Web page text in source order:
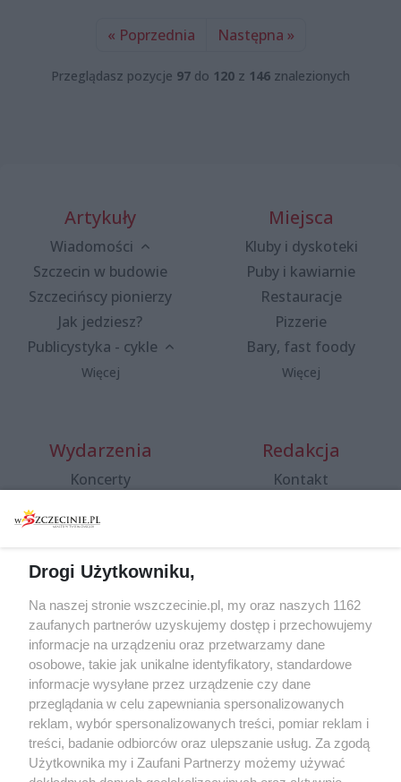
« Poprzednia Następna »
Przeglądasz pozycje 97 do 120 z 146 znalezionych
Artykuły
Wiadomości
Szczecin w budowie
Szczecińscy pionierzy
Jak jedziesz?
Publicystyka - cykle
Więcej
Miejsca
Kluby i dyskoteki
Puby i kawiarnie
Restauracje
Pizzerie
Bary, fast foody
Więcej
Wydarzenia
Koncerty
Spacery i oprowadzania
targi
Wernisaże
Więcej
Redakcja
Kontakt
Specjalny koncert z okazji
20. urodzin portalu
wSzczecinie.pl
Regulamin konkursów
śniadaniówka "Hej
Szczecin! Jest piątek!"
Drogi Użytkowniku,
Na naszej stronie wszczecinie.pl, my oraz naszych 1162
zaufanych partnerów uzyskujemy dostęp i przechowujemy
informacje na urządzeniu oraz przetwarzamy dane
osobowe, takie jak unikalne identyfikatory, standardowe
informacje wysyłane przez urządzenie czy dane
przeglądania w celu zapewniania spersonalizowanych
reklam, wybór spersonalizowanych treści, pomiar reklam i
treści, badanie odbiorców oraz ulepszanie usług. Za zgodą
Użytkownika my i Zaufani Partnerzy możemy używać